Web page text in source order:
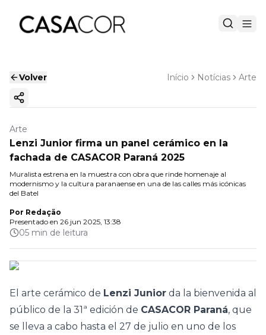
Volver Início Notícias Arte
Copiar enlace
Arte
Lenzi Junior firma un panel cerámico en la
fachada de CASACOR Paraná 2025
Muralista estrena en la muestra con obra que rinde homenaje al
modernismo y la cultura paranaense en una de las calles más icónicas
del Batel
Por Redação
Presentado en 26 jun 2025, 13:38
05 min de leitura
El arte cerámico de Lenzi Junior da la bienvenida al
público de la 31ª edición de CASACOR Paraná, que
se lleva a cabo hasta el 27 de julio en uno de los